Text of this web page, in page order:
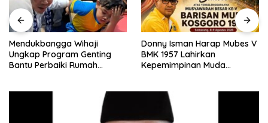
Mendukbangga Wihaji
Ungkap Program Genting
Bantu Perbaiki Rumah
Donny Isman Harap Mubes V
BMK 1957 Lahirkan
Kepemimpinan Muda